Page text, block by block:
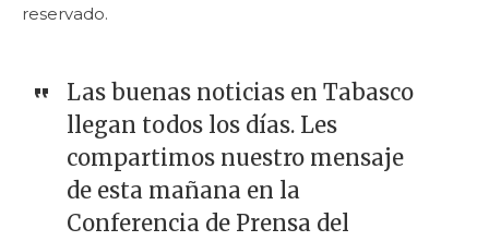
reservado.
Las buenas noticias en Tabasco
llegan todos los días. Les
compartimos nuestro mensaje
de esta mañana en la
Conferencia de Prensa del